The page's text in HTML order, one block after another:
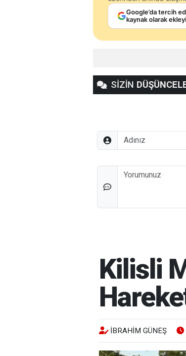
Google’da tercih
kaynak olarak
SİZİN
Adınız
Düşünceleriniz
Kilisli
İBRAHIM GÜNEŞ